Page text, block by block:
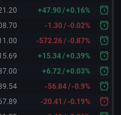
+47.90/+0.16%
-1.30/-0.02%
-572.26/-0.87%
+15.34/+0.39%
+6.72/+0.03%
-56.84/-0.9%
-20.41 /-0.19%